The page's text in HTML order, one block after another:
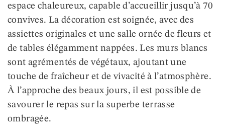
espace chaleureux, capable d’accueillir jusqu’à 70
convives. La décoration est soignée, avec des
assiettes originales et une salle ornée de fleurs et
de tables élégamment nappées. Les murs blancs
sont agrémentés de végétaux, ajoutant une
touche de fraîcheur et de vivacité à l’atmosphère.
À l’approche des beaux jours, il est possible de
savourer le repas sur la superbe terrasse
ombragée.